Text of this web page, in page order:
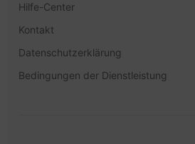
Hilfe-Center
Kontakt
Datenschutzerklärung
Bedingungen der Dienstleistung